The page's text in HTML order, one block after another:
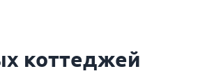
коттеджей